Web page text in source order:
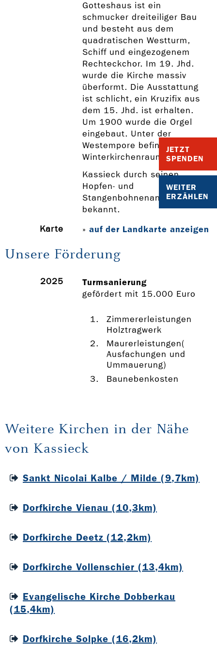
JETZT
SPENDEN
WEITER
ERZÄHLEN
Gotteshaus ist ein
schmucker dreiteiliger Bau
und besteht aus dem
quadratischen Westturm,
Schiff und eingezogenem
Rechteckchor. Im 19. Jhd.
wurde die Kirche massiv
überformt. Die Ausstattung
ist schlicht, ein Kruzifix aus
dem 15. Jhd. ist erhalten.
Um 1900 wurde die Orgel
eingebaut. Unter der
Westempore befindet sich ein
Winterkirchenraum.
Kassieck durch seinen
Hopfen- und
Stangenbohnenanbau
bekannt.
Karte
» auf der Landkarte anzeigen
Unsere Förderung
2025 Turmsanierung
gefördert mit 15.000 Euro
Zimmererleistungen
Holztragwerk
Maurerleistungen(
Ausfachungen und
Ummauerung)
Baunebenkosten
Weitere Kirchen in der Nähe
von Kassieck
Sankt Nicolai Kalbe / Milde (9,7km)
Dorfkirche Vienau (10,3km)
Dorfkirche Deetz (12,2km)
Dorfkirche Vollenschier (13,4km)
Evangelische Kirche Dobberkau
(15,4km)
Dorfkirche Solpke (16,2km)